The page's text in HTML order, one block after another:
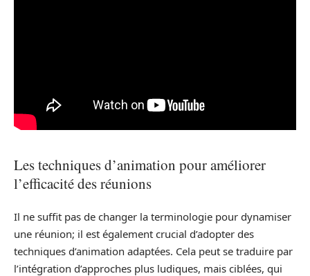
Les techniques d’animation pour améliorer
l’efficacité des réunions
Il ne suffit pas de changer la terminologie pour dynamiser
une réunion; il est également crucial d’adopter des
techniques d’animation adaptées. Cela peut se traduire par
l’intégration d’approches plus ludiques, mais ciblées, qui